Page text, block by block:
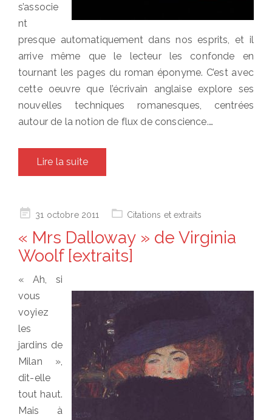
s’associe
nt
presque automatiquement dans nos esprits, et il
arrive même que le lecteur les confonde en
tournant les pages du roman éponyme. C’est avec
cette oeuvre que l’écrivain anglaise explore ses
nouvelles techniques romanesques, centrées
autour de la notion de flux de conscience.…
Lire la suite
Posted31 octobre 2011 Citations et extraits
« Mrs Dalloway » de Virginia
Woolf [extraits]
« Ah, si
vous
voyiez
les
jardins de
Milan »,
dit-elle
tout haut.
Mais à